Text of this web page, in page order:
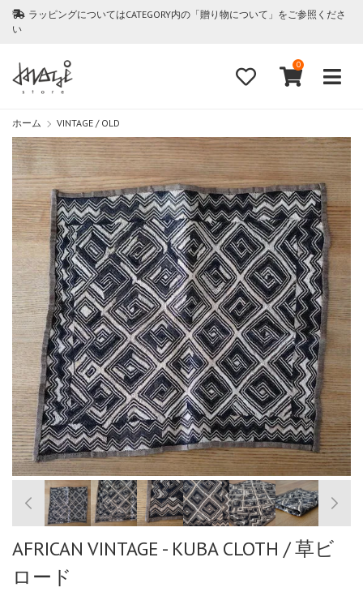
ラッピングについてはCATEGORY内の「贈り物について」をご参照くださ
い
0
ホーム VINTAGE / OLD
AFRICAN VINTAGE - KUBA CLOTH / 草ビ
ロード